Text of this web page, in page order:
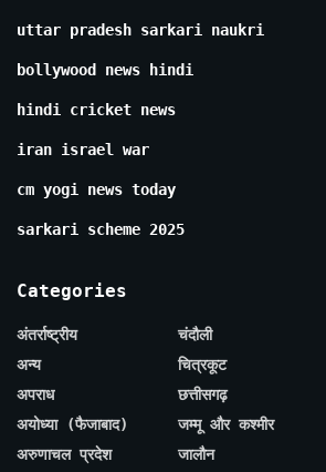
uttar pradesh sarkari naukri
bollywood news hindi
hindi cricket news
iran israel war
cm yogi news today
sarkari scheme 2025
Categories
अंतर्राष्ट्रीय
अन्य
अपराध
अयोध्या (फैजाबाद)
अरुणाचल प्रदेश
चंदौली
चित्रकूट
छत्तीसगढ़
जम्मू और कश्मीर
जालौन